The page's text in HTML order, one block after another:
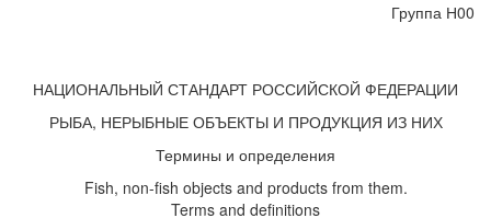
Группа Н00
НАЦИОНАЛЬНЫЙ СТАНДАРТ РОССИЙСКОЙ ФЕДЕРАЦИИ
РЫБА, НЕРЫБНЫЕ ОБЪЕКТЫ И ПРОДУКЦИЯ ИЗ НИХ
Термины и определения
Fish, non-fish objects and products from them.
Terms and definitions